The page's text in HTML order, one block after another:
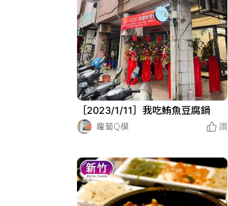
［2023/1/11］我吃鮪魚豆腐鍋
蘿蔔Q模
讚